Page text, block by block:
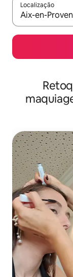
Localização
Quando os